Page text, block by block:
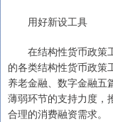
用好新设工具
在结构性货币政策
的各类结构性货币政策
养老金融、数字金融五
薄弱环节的支持力度，
合理的消费融资需求。